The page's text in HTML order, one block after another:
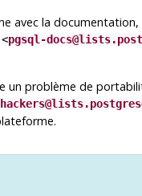
avec la
<pgsql-
un problème de